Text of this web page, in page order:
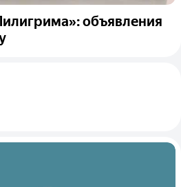
объявления